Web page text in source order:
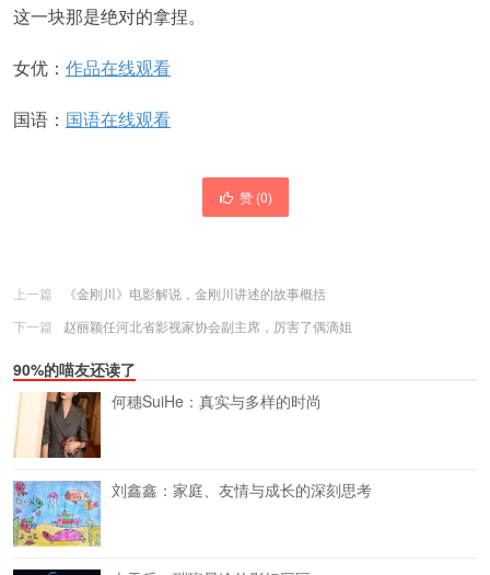
这一块那是绝对的拿捏。
女优： 作品在线观看
国语： 国语在线观看
赞 (0)
上一篇
《金刚川》电影解说，金刚川讲述的故事概括
下一篇
赵丽颖任河北省影视家协会副主席，厉害了偶滴姐
90%的喵友还读了
何穗SuiHe：真实与多样的时尚
刘鑫鑫：家庭、友情与成长的深刻思考